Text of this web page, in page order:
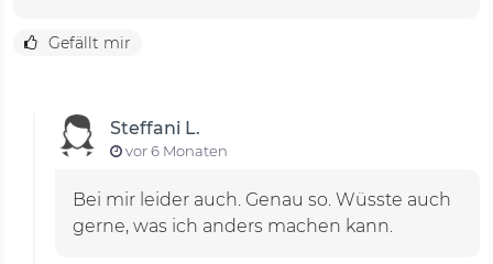
Gefällt mir
Steffani L.
vor 6 Monaten
Bei mir leider auch. Genau so. Wüsste auch
gerne, was ich anders machen kann.